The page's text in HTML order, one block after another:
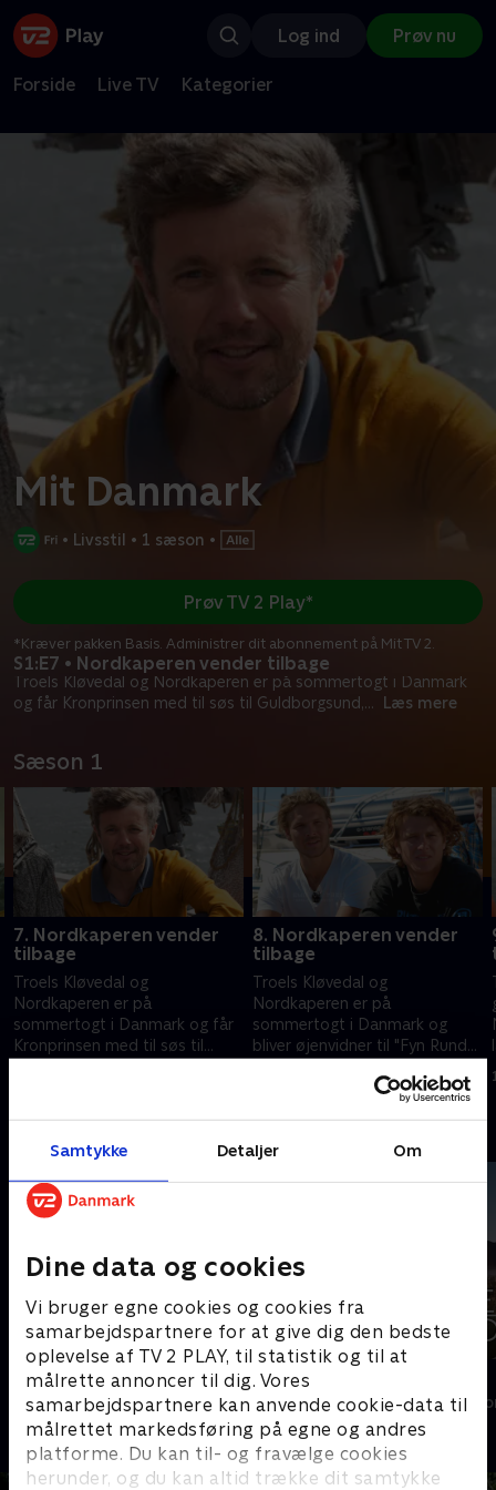
Samtykke Detaljer Om
Dine data og cookies
Vi bruger egne cookies og cookies fra
samarbejdspartnere for at give dig den bedste
oplevelse af TV 2 PLAY, til statistik og til at
målrette annoncer til dig. Vores
samarbejdspartnere kan anvende cookie-data til
målrettet markedsføring på egne og andres
platforme. Du kan til- og fravælge cookies
herunder, og du kan altid trække dit samtykke
Log ind Prøv nu
Forside Live TV Kategorier
Mit Danmark
• Livsstil • 1 sæson •
S1:E7 • Nordkaperen vender tilbage
Troels Kløvedal og Nordkaperen er på sommertogt i Danmark
og får Kronprinsen med til søs til Guldborgsund,... Læs mere
Prøv TV 2 Play*
*Kræver pakken Basis. Administrer dit abonnement på Mit TV 2.
Sæson 1
7. Nordkaperen vender
tilbage
Troels Kløvedal og
Nordkaperen er på
sommertogt i Danmark og får
Kronprinsen med til søs til
8. Nordkaperen vender
tilbage
Troels Kløvedal og
Nordkaperen er på
sommertogt i Danmark og
bliver øjenvidner til "Fyn Rundt"
9. december 2013 • 40 min
Kurs mod fjerne kyster
Livsstil • 4 sæsoner Livsstil • 2